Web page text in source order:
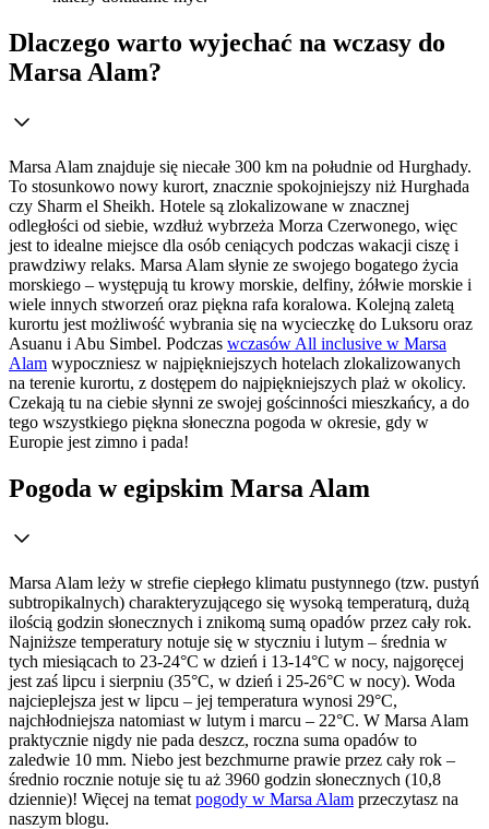
Dlaczego warto wyjechać na wczasy do
Marsa Alam?
Marsa Alam znajduje się niecałe 300 km na południe od Hurghady.
To stosunkowo nowy kurort, znacznie spokojniejszy niż Hurghada
czy Sharm el Sheikh. Hotele są zlokalizowane w znacznej
odległości od siebie, wzdłuż wybrzeża Morza Czerwonego, więc
jest to idealne miejsce dla osób ceniących podczas wakacji ciszę i
prawdziwy relaks. Marsa Alam słynie ze swojego bogatego życia
morskiego – występują tu krowy morskie, delfiny, żółwie morskie i
wiele innych stworzeń oraz piękna rafa koralowa. Kolejną zaletą
kurortu jest możliwość wybrania się na wycieczkę do Luksoru oraz
Asuanu i Abu Simbel. Podczas wczasów All inclusive w Marsa
Alam wypoczniesz w najpiękniejszych hotelach zlokalizowanych
na terenie kurortu, z dostępem do najpiękniejszych plaż w okolicy.
Czekają tu na ciebie słynni ze swojej gościnności mieszkańcy, a do
tego wszystkiego piękna słoneczna pogoda w okresie, gdy w
Europie jest zimno i pada!
Pogoda w egipskim Marsa Alam
Marsa Alam leży w strefie ciepłego klimatu pustynnego (tzw. pustyń
subtropikalnych) charakteryzującego się wysoką temperaturą, dużą
ilością godzin słonecznych i znikomą sumą opadów przez cały rok.
Najniższe temperatury notuje się w styczniu i lutym – średnia w
tych miesiącach to 23-24°C w dzień i 13-14°C w nocy, najgoręcej
jest zaś lipcu i sierpniu (35°C, w dzień i 25-26°C w nocy). Woda
najcieplejsza jest w lipcu – jej temperatura wynosi 29°C,
najchłodniejsza natomiast w lutym i marcu – 22°C. W Marsa Alam
praktycznie nigdy nie pada deszcz, roczna suma opadów to
zaledwie 10 mm. Niebo jest bezchmurne prawie przez cały rok –
średnio rocznie notuje się tu aż 3960 godzin słonecznych (10,8
dziennie)! Więcej na temat pogody w Marsa Alam przeczytasz na
naszym blogu.